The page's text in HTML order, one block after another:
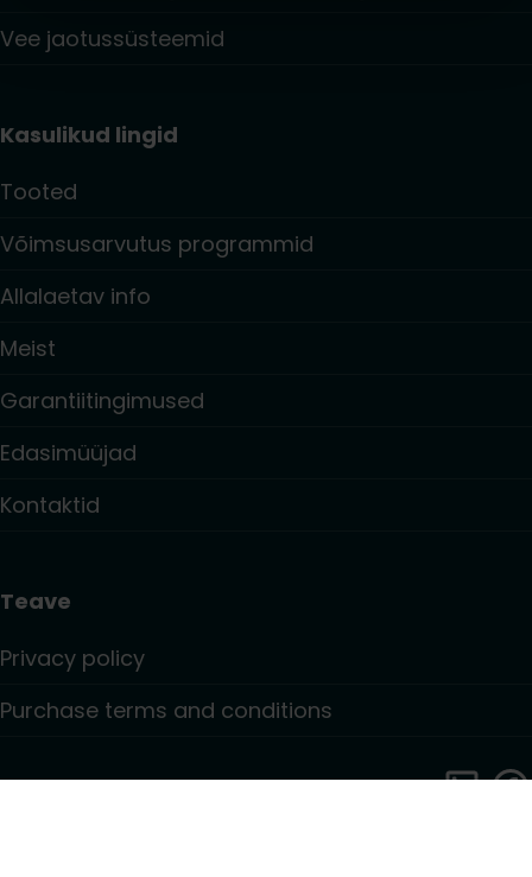
Vee jaotussüsteemid
Kasulikud lingid
Tooted
Võimsusarvutus programmid
Allalaetav info
Meist
Garantiitingimused
Edasimüüjad
Kontaktid
Teave
Privacy policy
Purchase terms and conditions